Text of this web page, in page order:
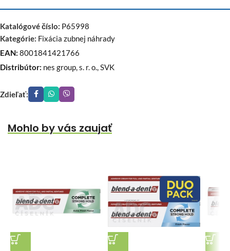
Katalógové číslo: P65998
Kategórie: Fixácia zubnej náhrady
EAN: 8001841421766
Distribútor: nes group, s. r. o., SVK
Zdieľať:
Mohlo by vás zaujať